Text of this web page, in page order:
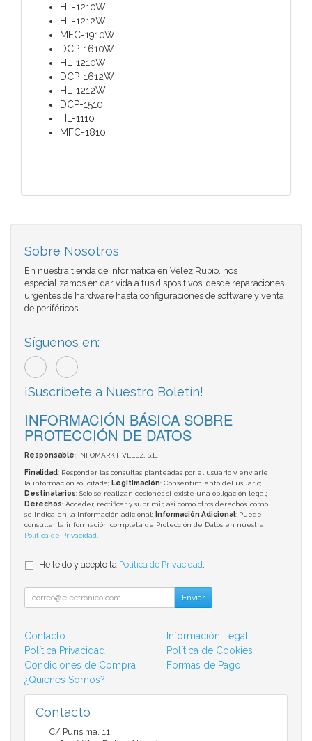
HL-1210W
HL-1212W
MFC-1910W
DCP-1610W
HL-1210W
DCP-1612W
HL-1212W
DCP-1510
HL-1110
MFC-1810
Sobre Nosotros
En nuestra tienda de informática en Vélez Rubio, nos
especializamos en dar vida a tus dispositivos. desde reparaciones
urgentes de hardware hasta configuraciones de software y venta
de periféricos.
Síguenos en:
¡Suscríbete a Nuestro Boletín!
INFORMACIÓN BÁSICA SOBRE
PROTECCIÓN DE DATOS
Responsable: INFOMARKT VELEZ, S.L.
Finalidad: Responder las consultas planteadas por el usuario y enviarle
la información solicitada; Legitimación: Consentimiento del usuario;
Destinatarios: Solo se realizan cesiones si existe una obligación legal;
Derechos: Acceder, rectificar y suprimir, así como otros derechos, como
se indica en la información adicional;
Información Adicional: Puede
consultar la información completa de Protección de Datos en nuestra
Política de Privacidad
He leído y acepto la Política de Privacidad
Enviar
Contacto
Información Legal
Política Privacidad
Política de Cookies
Condiciones de Compra
Formas de Pago
¿Quienes Somos?
Contacto
C/ Purisima, 11